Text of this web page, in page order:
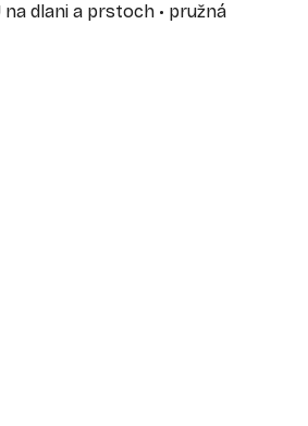
na dlani a prstoch • pružná